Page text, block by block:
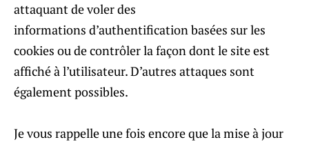
attaquant de voler des
informations d’authentification basées sur les
cookies ou de contrôler la façon dont le site est
affiché à l’utilisateur. D’autres attaques sont
également possibles.
Je vous rappelle une fois encore que la mise à jour